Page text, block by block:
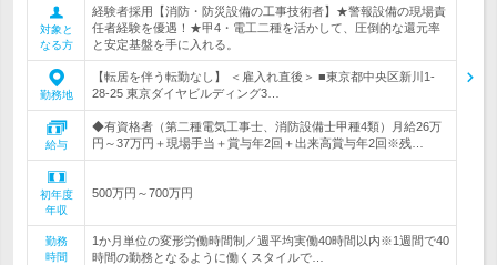
対象と
なる方
経験者採用【消防・防災設備の工事技術者】★警報設備の現場責
任者経験を優遇！★甲4・電工二種を活かして、圧倒的な還元率
と安定基盤を手に入れる。
勤務地
【転居を伴う転勤なし】 ＜雇入れ直後＞ ■東京都中央区新川1-
28-25 東京ダイヤビルディング3…
給与
◆有資格者（第二種電気工事士、消防設備士甲種4類）月給26万
円～37万円＋現場手当＋賞与年2回＋出来高賞与年2回※残…
初年度
年収
500万円～700万円
勤務
時間
1か月単位の変形労働時間制／週平均実働40時間以内※1週間で40
時間の勤務となるように働くスタイルで…